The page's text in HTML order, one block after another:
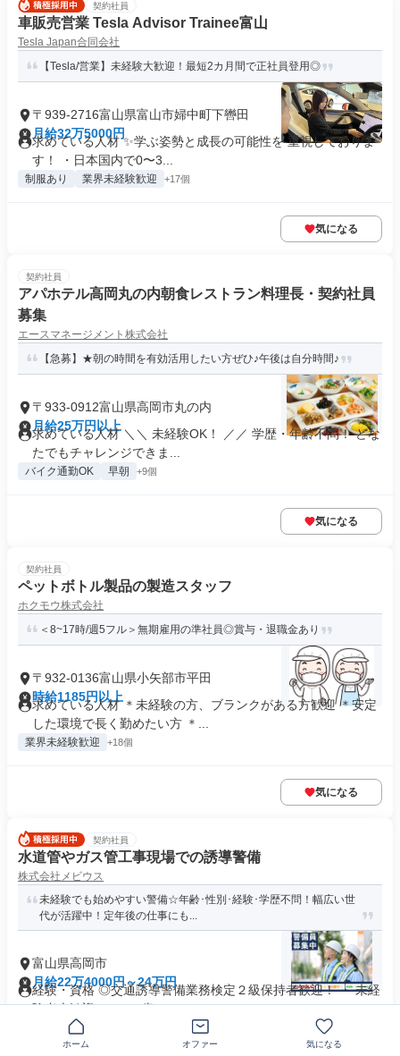
契約社員
車販売営業 Tesla Advisor Trainee富山
Tesla Japan合同会社
【Tesla/営業】未経験大歓迎！最短2カ月間で正社員登用◎
〒939-2716富山県富山市婦中町下轡田
月給32万5000円
求めている人材 ✨学ぶ姿勢と成長の可能性を 重視しておりま
す！ ・日本国内で0〜3...
制服あり 業界未経験歓迎 +17個
気になる
契約社員
アパホテル高岡丸の内朝食レストラン料理長・契約社員
募集
エースマネージメント株式会社
【急募】★朝の時間を有効活用したい方ぜひ♪午後は自分時間♪
〒933-0912富山県高岡市丸の内
月給25万円以上
求めている人材 ＼＼ 未経験OK！ ／／ 学歴・年齢不問！ どな
たでもチャレンジできま...
バイク通勤OK 早朝 +9個
気になる
契約社員
ペットボトル製品の製造スタッフ
ホクモウ株式会社
＜8~17時/週5フル＞無期雇用の準社員◎賞与・退職金あり
〒932-0136富山県小矢部市平田
時給1185円以上
求めている人材 ＊未経験の方、ブランクがある方歓迎 ＊安定
した環境で長く勤めたい方 ＊...
業界未経験歓迎 +18個
気になる
契約社員
水道管やガス管工事現場での誘導警備
株式会社メビウス
未経験でも始めやすい警備☆年齢･性別･経験･学歴不問！幅広い世
代が活躍中！定年後の仕事にも...
富山県高岡市
月給22万4000円～24万円
経験・資格 ◎交通誘導警備業務検定２級保持者歓迎！ ・ 未経
験者大歓迎！ ・18 歳...
社員登用あり
ホーム オファー 気になる